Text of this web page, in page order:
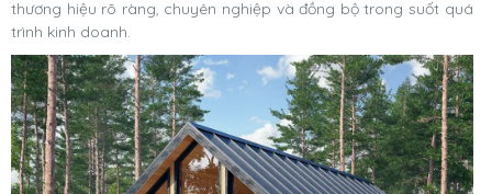
thương hiệu rõ ràng, chuyên nghiệp và đồng bộ trong suốt quá
trình kinh doanh.